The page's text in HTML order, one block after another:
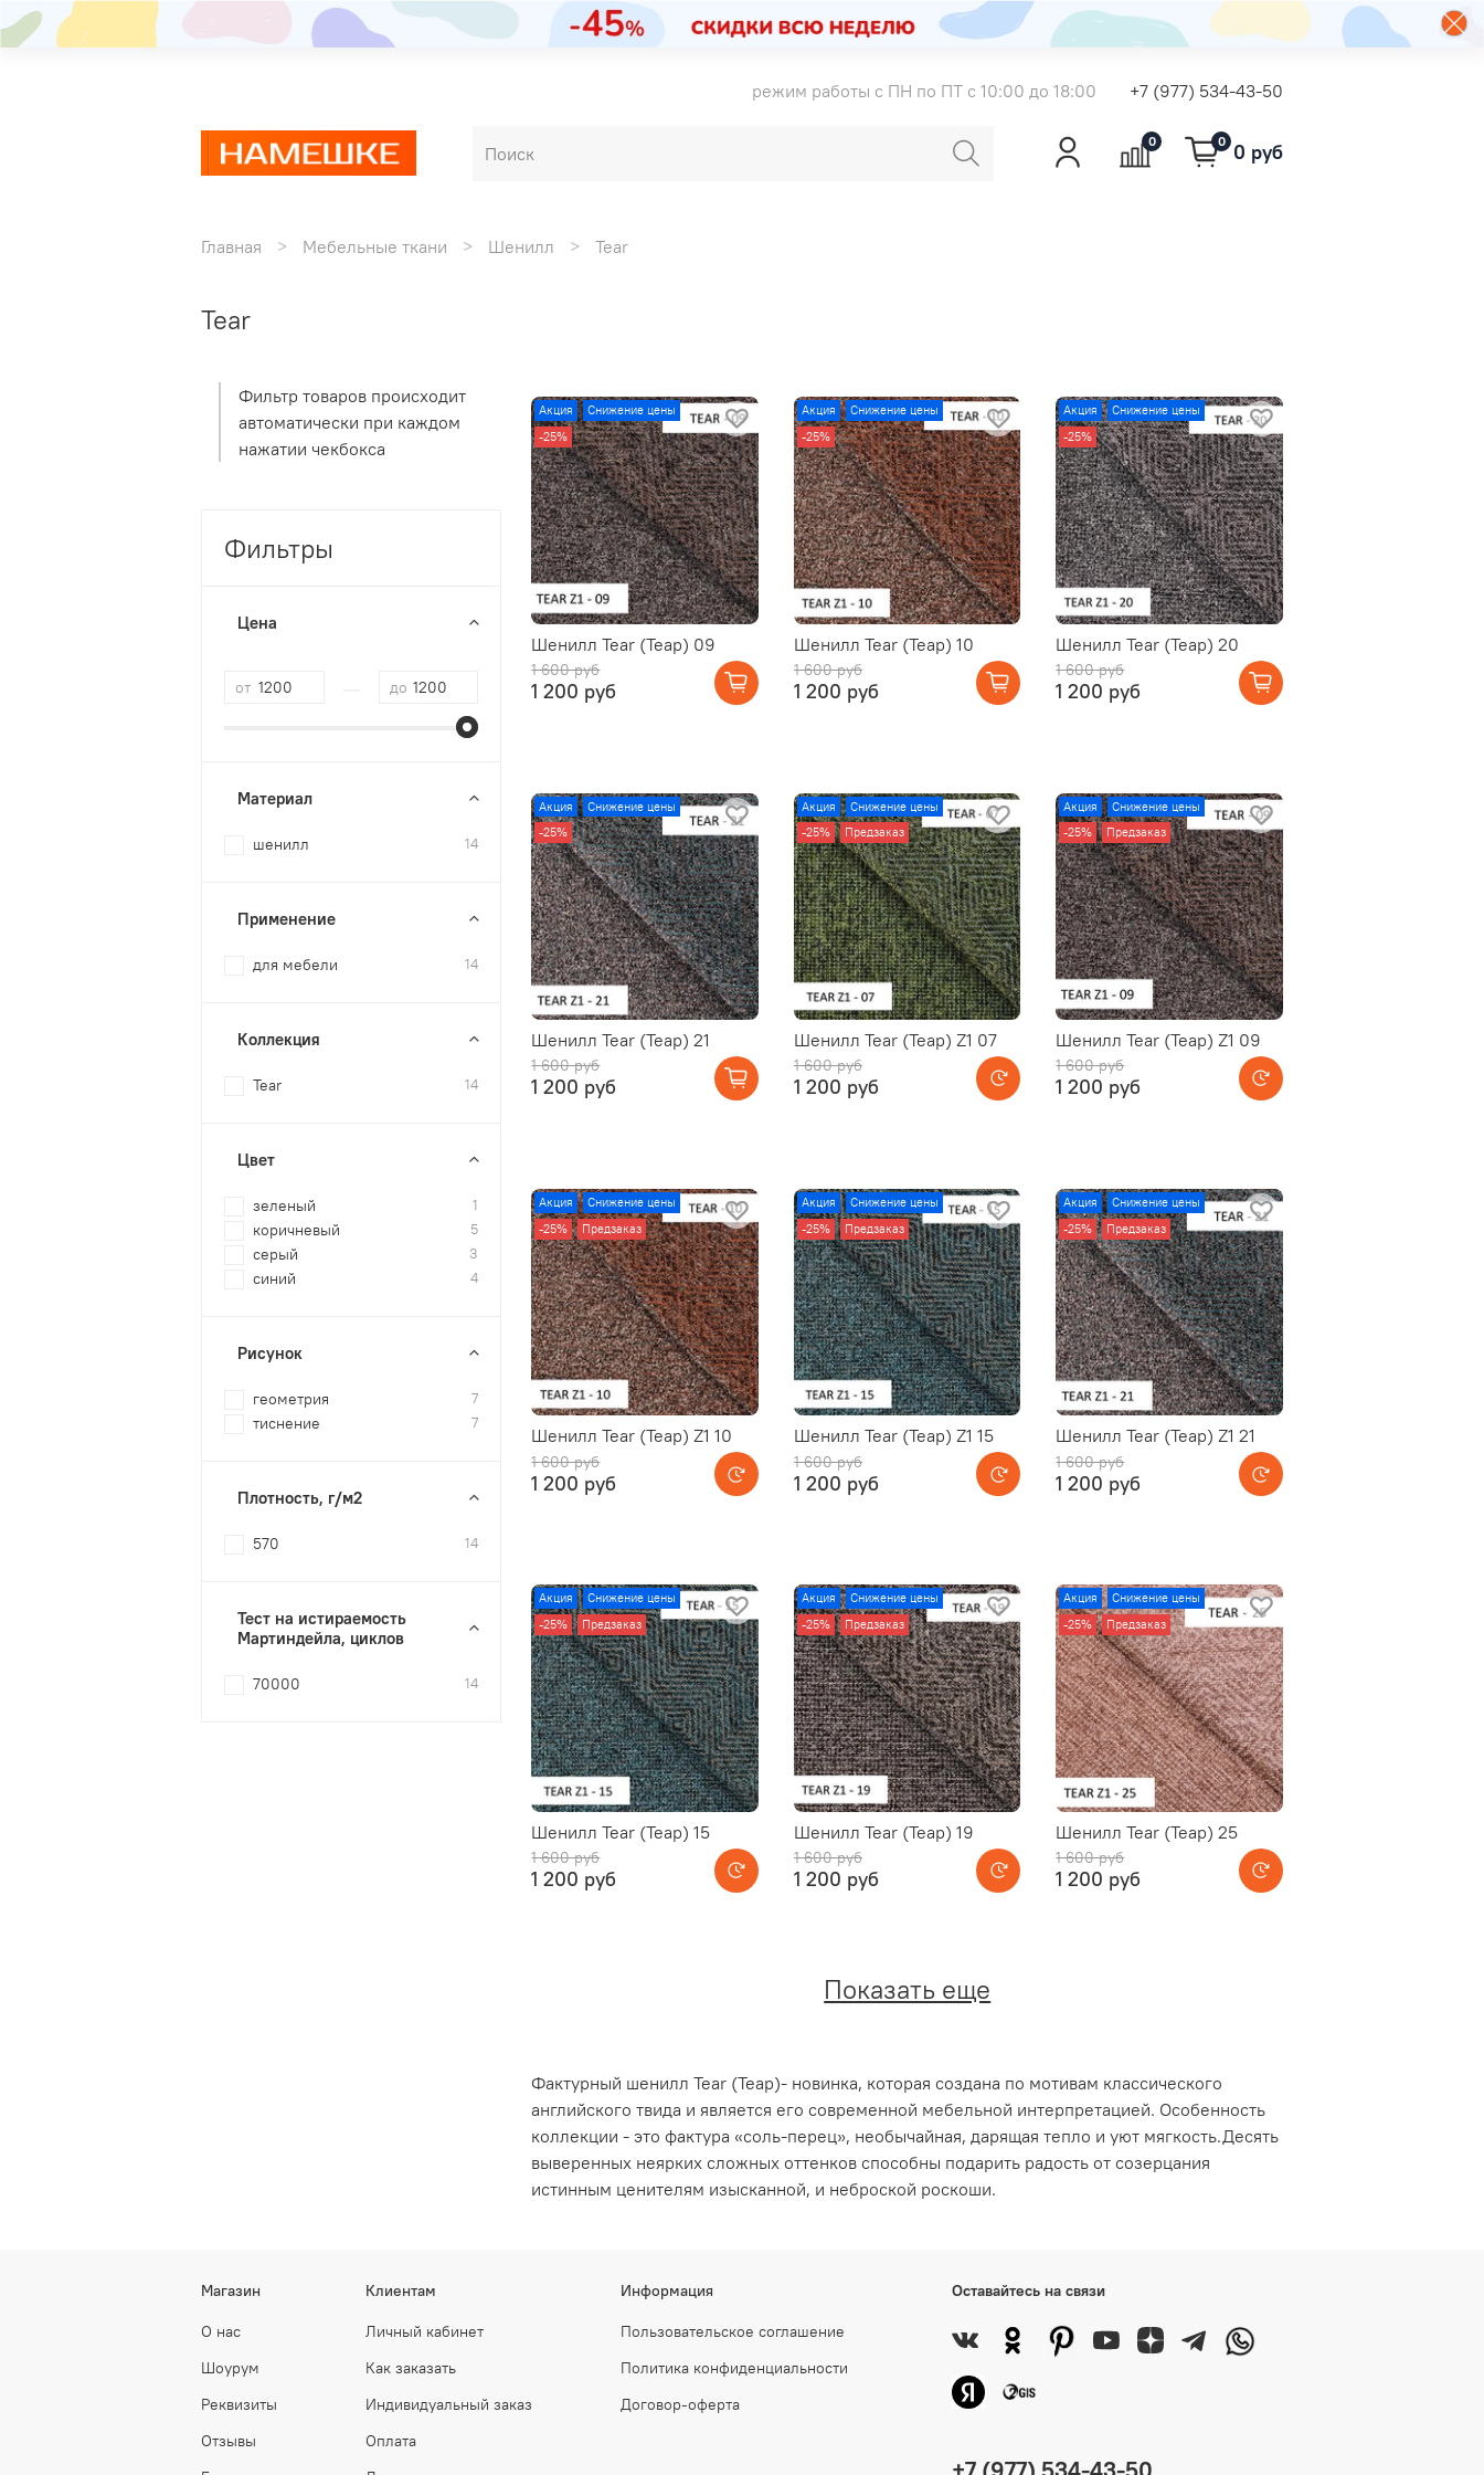
режим работы с ПН по ПТ с 10:00 до 18:00 +7 (977) 534-43-50
0 0 0 руб
Главная Мебельные ткани Шенилл Tear
Tear
Акция
Снижение цены
-25%
Шенилл Tear (Теар) 09
1 600 руб
1 200 руб
Акция
Снижение цены
-25%
Шенилл Tear (Теар) 10
1 600 руб
1 200 руб
Акция
Снижение цены
-25%
Шенилл Tear (Теар) 20
1 600 руб
1 200 руб
Акция
Снижение цены
-25%
Шенилл Tear (Теар) 21
1 600 руб
1 200 руб
Акция
Снижение цены
-25%
Предзаказ
Шенилл Tear (Теар) Z1 07
1 600 руб
1 200 руб
Акция
Снижение цены
-25%
Предзаказ
Шенилл Tear (Теар) Z1 09
1 600 руб
1 200 руб
Акция
Снижение цены
-25%
Предзаказ
Шенилл Tear (Теар) Z1 10
1 600 руб
1 200 руб
Акция
Снижение цены
-25%
Предзаказ
Шенилл Tear (Теар) Z1 15
1 600 руб
1 200 руб
Акция
Снижение цены
-25%
Предзаказ
Шенилл Tear (Теар) Z1 21
1 600 руб
1 200 руб
Акция
Снижение цены
-25%
Предзаказ
Шенилл Tear (Теар) 15
1 600 руб
1 200 руб
Акция
Снижение цены
-25%
Предзаказ
Шенилл Tear (Теар) 19
1 600 руб
1 200 руб
Акция
Снижение цены
-25%
Предзаказ
Шенилл Tear (Теар) 25
1 600 руб
1 200 руб
Показать еще
Фактурный шенилл Tear (Теар)- новинка, которая создана по мотивам классического
английского твида и является его современной мебельной интерпретацией. Особенность
коллекции - это фактура «соль-перец», необычайная, дарящая тепло и уют мягкость.Десять
выверенных неярких сложных оттенков способны подарить радость от созерцания
истинным ценителям изысканной, и неброской роскоши.
Фильтр товаров происходит
автоматически при каждом
нажатии чекбокса
Фильтры
Цена
от до
Материал
шенилл 14
Применение
для мебели 14
Коллекция
Tear 14
Цвет
зеленый 1
коричневый 5
серый 3
синий 4
Рисунок
геометрия 7
тиснение 7
Плотность, г/м2
570 14
Тест на истираемость
Мартиндейла, циклов
70000 14
Магазин
О нас
Шоурум
Реквизиты
Отзывы
Клиентам
Личный кабинет
Как заказать
Индивидуальный заказ
Оплата
Информация
Пользовательское соглашение
Политика конфиденциальности
Договор-оферта
Оставайтесь на связи